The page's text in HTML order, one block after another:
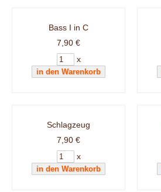
Bass I in C
7,90 €
x
Schlagzeug
7,90 €
x